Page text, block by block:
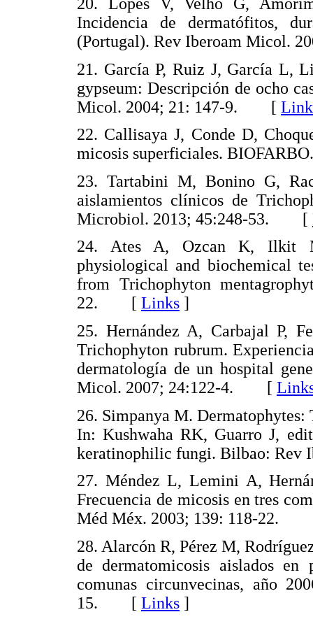
Incidencia de dermatófitos,
(Portugal). Rev Iberoam
21. García P, Ruiz J, García L,
gypseum: Descripción de ocho
Micol. 2004; 21: 147-9. [
22. Callisaya J, Conde D,
micosis superficiales.
23. Tartabini M, Bonino G,
aislamientos clínicos de
Microbiol. 2013; 45:248-53. [
24. Ates A, Ozcan K, Ilkit
physiological and biochemical
from Trichophyton
22. [ Links ]
25. Hernández A, Carbajal P,
Trichophyton rubrum.
dermatología de un hospital
Micol. 2007; 24:122-4. [
26. Simpanya M.
In: Kushwaha RK, Guarro J,
keratinophilic fungi. Bilbao: Rev
27. Méndez L, Lemini A,
Frecuencia de micosis en tres
Méd Méx. 2003; 139: 118-
28. Alarcón R, Pérez M,
de dermatomicosis aislados
comunas circunvecinas, año
15. [ Links ]